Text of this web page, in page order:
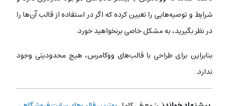
شرایط و توصیه‌هایی را تعیین کرده که اگر در استفاده از قالب‌ آن‌ها را
در نظر بگیرید، به مشکل خاصی برنخواهید خورد.
بنابراین برای طراحی با قالب‌های ووکامرس، هیچ محدودیتی وجود
ندارد.